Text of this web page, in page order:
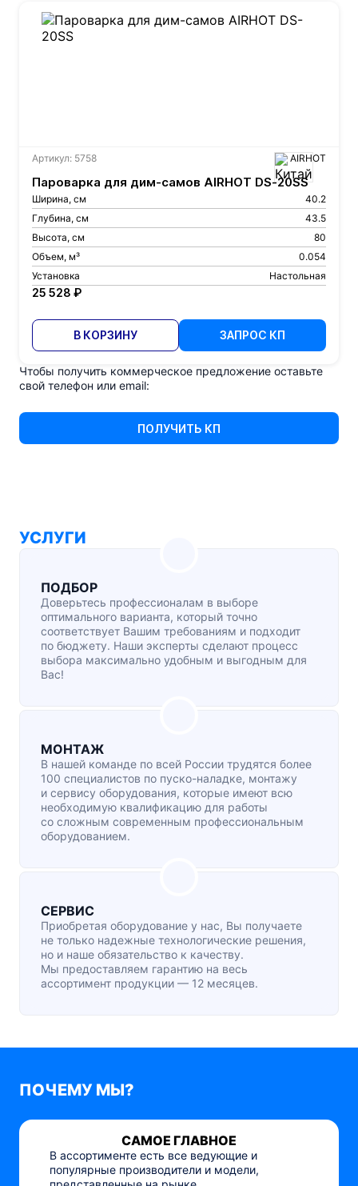
Артикул: 5758 AIRHOT
Пароварка для дим-самов AIRHOT DS-20SS
Ширина, см
40.2
Глубина, см
43.5
Высота, см
80
Объем, м³
0.054
Установка
Настольная
25 528 ₽
В КОРЗИНУ ЗАПРОС КП
Чтобы получить коммерческое предложение оставьте
свой телефон или email:
ПОЛУЧИТЬ КП
УСЛУГИ
ПОДБОР
Доверьтесь профессионалам в выборе
оптимального варианта, который точно
соответствует Вашим требованиям и подходит
по бюджету. Наши эксперты сделают процесс
выбора максимально удобным и выгодным для
Вас!
МОНТАЖ
В нашей команде по всей России трудятся более
100 специалистов по пуско-наладке, монтажу
и сервису оборудования, которые имеют всю
необходимую квалификацию для работы
со сложным современным профессиональным
оборудованием.
СЕРВИС
Приобретая оборудование у нас, Вы получаете
не только надежные технологические решения,
но и наше обязательство к качеству.
Мы предоставляем гарантию на весь
ассортимент продукции — 12 месяцев.
ПОЧЕМУ МЫ?
САМОЕ ГЛАВНОЕ
В ассортименте есть все ведующие и
популярные производители и модели,